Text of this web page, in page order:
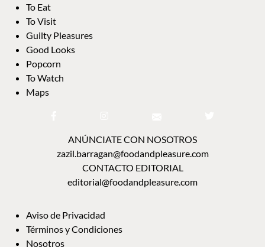
To Eat
To Visit
Guilty Pleasures
Good Looks
Popcorn
To Watch
Maps
ANÚNCIATE CON NOSOTROS
zazil.barragan@foodandpleasure.com
CONTACTO EDITORIAL
editorial@foodandpleasure.com
Aviso de Privacidad
Términos y Condiciones
Nosotros